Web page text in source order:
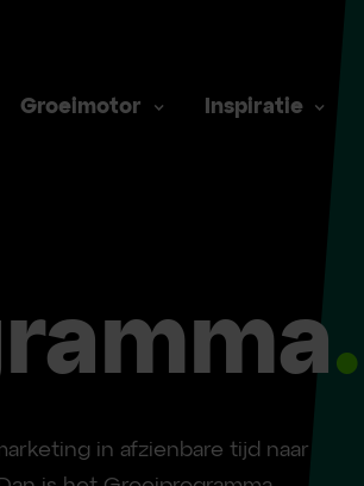
Groeimotor Inspiratie
.
in afzienbare tijd naar